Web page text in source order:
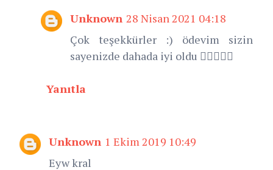
Unknown 28 Nisan 2021 04:18
Çok teşekkürler :) ödevim sizin
sayenizde dahada iyi oldu 👍🏻😘😘😘
Yanıtla
Unknown 1 Ekim 2019 10:49
Eyw kral